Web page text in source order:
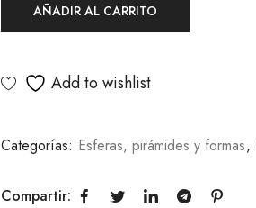
AÑADIR AL CARRITO
Add to wishlist
Categorías: Esferas, pirámides y formas,
Compartir: